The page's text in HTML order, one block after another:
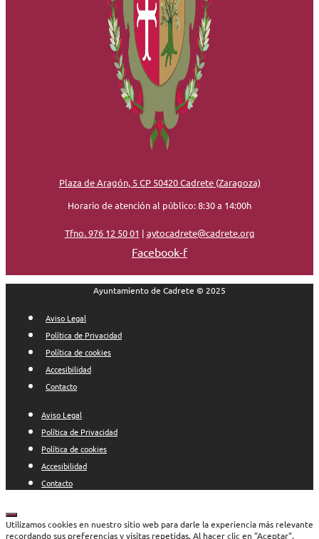
Plaza de Aragón, 5 CP 50420 Cadrete (Zaragoza)
Horario de atención al público: 8:30 a 14:00h
Tfno. 976 12 50 01 | aytocadrete@cadrete.org
Facebook-f
Ayuntamiento de Cadrete © 2025
Aviso Legal
Política de Privacidad
Política de cookies
Accesibilidad
Contacto
Aviso Legal
Política de Privacidad
Política de cookies
Accesibilidad
Contacto
Cerrar
Utilizamos cookies en nuestro sitio web para darle la experiencia más relevante
recordando sus preferencias y visitas repetidas. Al hacer clic en "Aceptar",